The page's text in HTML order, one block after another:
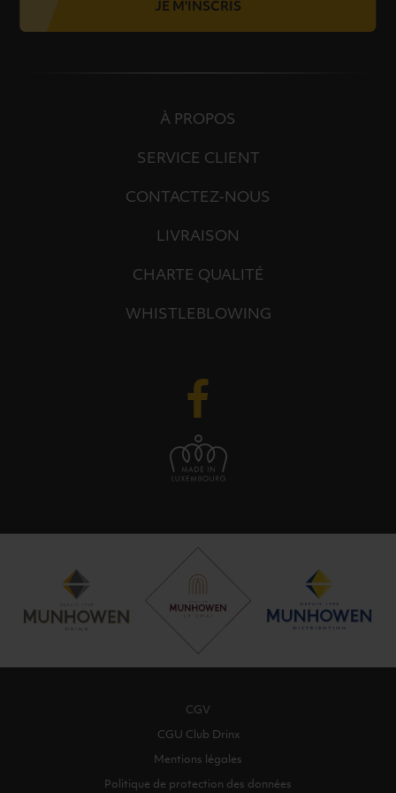
JE M'INSCRIS
À PROPOS
SERVICE CLIENT
CONTACTEZ-NOUS
LIVRAISON
CHARTE QUALITÉ
WHISTLEBLOWING
CGV
CGU Club Drinx
Mentions légales
Politique de protection des données